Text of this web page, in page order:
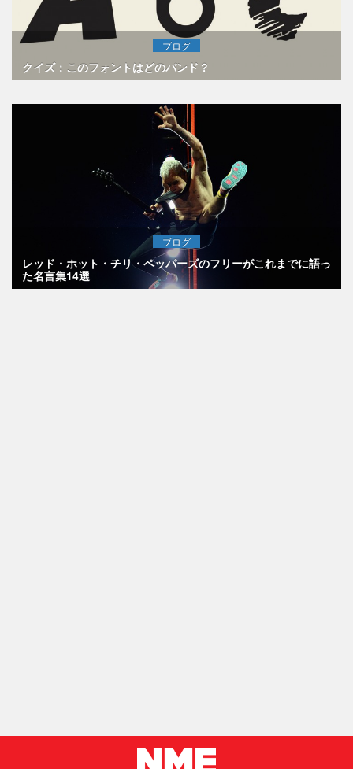
ブログ
クイズ：このフォントはどのバンド？
ブログ
レッド・ホット・チリ・ペッパーズのフリーがこれまでに語っ
た名言集14選